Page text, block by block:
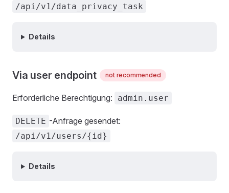
/api/v1/data_privacy_task
Details
Via user endpoint not recommended
Erforderliche Berechtigung: admin.user
DELETE -Anfrage gesendet:
/api/v1/users/{id}
Details